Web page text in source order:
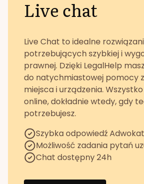
Live chat
Live Chat to idealne
potrzebujących szybkiej i
prawnej. Dzięki LegalHelp
do natychmiastowej pomocy
miejsca i urządzenia.
online, dokładnie wtedy, gdy
potrzebujesz.
Szybka odpowiedź
Możliwość zadania pytań
Chat dostępny 24h